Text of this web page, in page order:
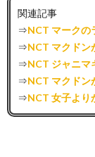
関連記事
⇒NCT マークの
⇒NCT マクドン
⇒NCT ジャニマ
⇒NCT マクド
⇒NCT 女子より